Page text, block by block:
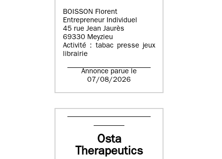
BOISSON Florent
Entrepreneur Individuel
45 rue Jean Jaurès
69330 Meyzieu
Activité : tabac presse jeux
librairie
Annonce parue le
07/08/2026
Osta
Therapeutics